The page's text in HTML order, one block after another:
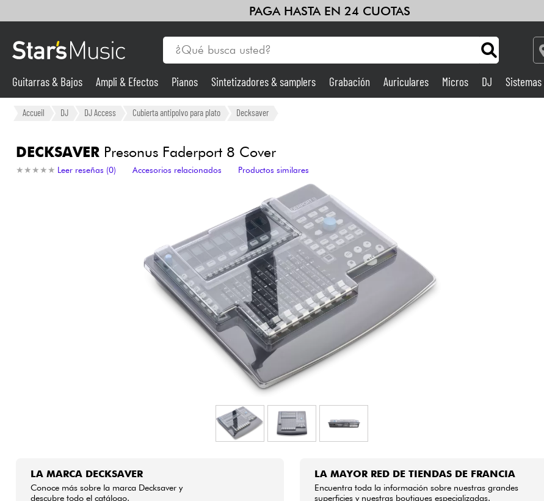
PAGA HASTA EN 24 CUOTAS
Guitarras & Bajos
Sintetizadores & samplers
Batería y percusión
Niños
Bundle
Ver nuestras marcas
Guitarras & Bajos Ampli & Efectos Pianos Sintetizadores & samplers Grabación Auriculares Micros DJ
Accueil DJ DJ Access Cubierta antipolvo para plato Decksaver
DECKSAVERPresonus Faderport 8 Cover
★ ★ ★ ★ ★
★ ★ ★ ★ ★ Leer reseñas (0) Accesorios relacionados Productos similares
LA MARCA DECKSAVER
Conoce más sobre la marca Decksaver y
descubre todo el catálogo.
LA MAYOR RED DE TIENDAS DE FRANCIA
Encuentra toda la información sobre nuestras grandes
superficies y nuestras boutiques especializadas.